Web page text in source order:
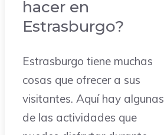
hacer en
Estrasburgo?
Estrasburgo tiene muchas
cosas que ofrecer a sus
visitantes. Aquí hay algunas
de las actividades que